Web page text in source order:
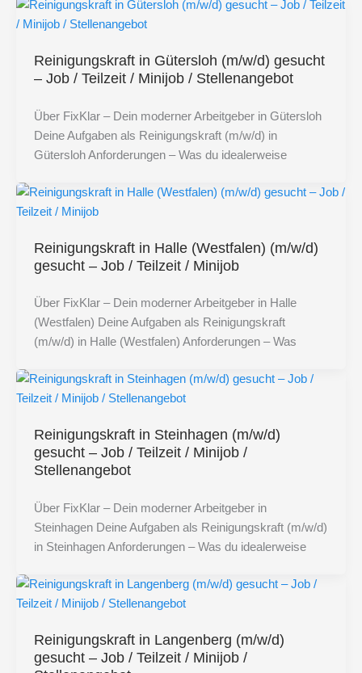
Reinigungskraft in Gütersloh (m/w/d) gesucht
– Job / Teilzeit / Minijob / Stellenangebot
Über FixKlar – Dein moderner Arbeitgeber in Gütersloh
Deine Aufgaben als Reinigungskraft (m/w/d) in
Gütersloh Anforderungen – Was du idealerweise
Reinigungskraft in Halle (Westfalen) (m/w/d)
gesucht – Job / Teilzeit / Minijob
Über FixKlar – Dein moderner Arbeitgeber in Halle
(Westfalen) Deine Aufgaben als Reinigungskraft
(m/w/d) in Halle (Westfalen) Anforderungen – Was
Reinigungskraft in Steinhagen (m/w/d)
gesucht – Job / Teilzeit / Minijob /
Stellenangebot
Über FixKlar – Dein moderner Arbeitgeber in
Steinhagen Deine Aufgaben als Reinigungskraft (m/w/d)
in Steinhagen Anforderungen – Was du idealerweise
Reinigungskraft in Langenberg (m/w/d)
gesucht – Job / Teilzeit / Minijob /